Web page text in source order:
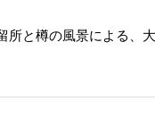
所と樽の風景による、